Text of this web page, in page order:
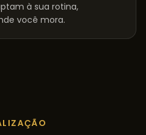
à sua rotina,
você mora.